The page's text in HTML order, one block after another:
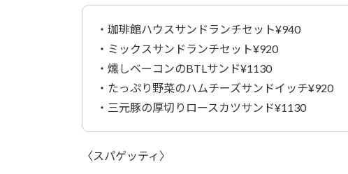
・珈琲館ハウスサンドランチセット¥940
・ミックスサンドランチセット¥920
・燻しベーコンのBTLサンド¥1130
・たっぷり野菜のハムチーズサンドイッチ¥920
・三元豚の厚切りロースカツサンド¥1130
〈スパゲッティ〉